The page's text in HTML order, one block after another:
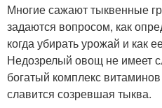
Многие сажают тыквенные
задаются вопросом, как
когда убирать урожай и как
Недозрелый овощ не имеет
богатый комплекс
славится созревшая тыква.